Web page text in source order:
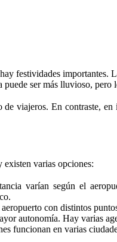
festividades importantes.
ser más lluvioso, pero
viajeros. En contraste,
existen varias opciones:
varían según el
con distintos
autonomía. Hay varias
funcionan en varias